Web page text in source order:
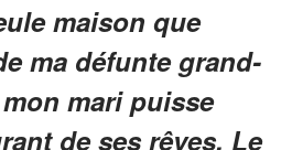
maison que
ma défunte grand-
mari puisse
de ses rêves. Le